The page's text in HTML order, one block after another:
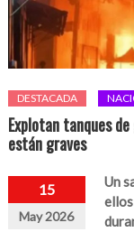
DESTACADA
Explotan tanques
están graves
15
May 2026
Un